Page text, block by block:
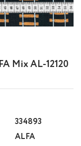
Mix AL-12120
334893
ALFA